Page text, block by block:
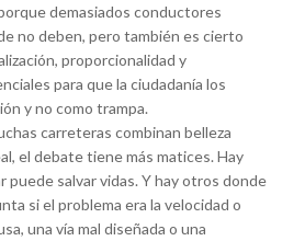
demasiados conductores
no deben, pero también es cierto
proporcionalidad y
para que la ciudadanía los
y no como trampa.
carreteras combinan belleza
el debate tiene más matices. Hay
puede salvar vidas. Y hay otros donde
si el problema era la velocidad o
una vía mal diseñada o una